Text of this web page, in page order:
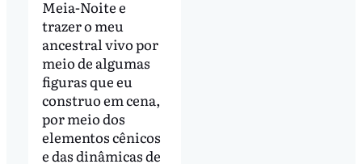
Meia-Noite e
trazer o meu
ancestral vivo por
meio de algumas
figuras que eu
construo em cena,
por meio dos
elementos cênicos
e das dinâmicas de